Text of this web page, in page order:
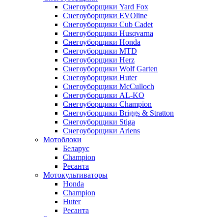
Снегоуборщики Yard Fox
Снегоуборщики EVOline
Снегоуборщики Cub Cadet
Снегоуборщики Husqvarna
Снегоуборщики Honda
Снегоуборщики MTD
Снегоуборщики Herz
Снегоуборщики Wolf Garten
Снегоуборщики Huter
Снегоуборщики McCulloch
Снегоуборщики AL-KO
Снегоуборщики Champion
Снегоуборщики Briggs & Stratton
Снегоуборщики Stiga
Снегоуборщики Ariens
Мотоблоки
Беларус
Champion
Ресанта
Мотокультиваторы
Honda
Champion
Huter
Ресанта